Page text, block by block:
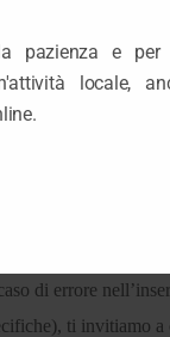
Tempi di
articolo viene
di errore
ti invitiamo a
pazienza e per
locale,